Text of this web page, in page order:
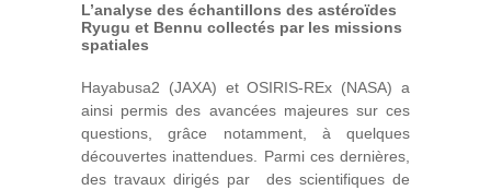
L’analyse des échantillons des astéroïdes
Ryugu et Bennu collectés par les missions
spatiales
Hayabusa2 (JAXA) et OSIRIS-REx (NASA) a
ainsi permis des avancées majeures sur ces
questions, grâce notamment, à quelques
découvertes inattendues. Parmi ces dernières,
des travaux dirigés par des scientifiques de